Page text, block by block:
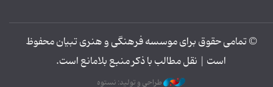
© تمامی حقوق برای موسسه فرهنگی و هنری تبیان محفوظ
است | نقل مطالب با ذکر منبع بلامانع است.
طراحی و تولید: نستوه